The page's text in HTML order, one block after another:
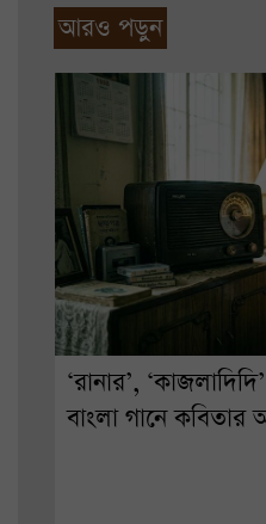
আরও পড়ুন
‘রানার’,
বাংলা গানে কবিতার